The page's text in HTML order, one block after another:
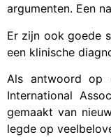
argumenten. Een
Er zijn ook goede
een klinische
Als antwoord op
International
gemaakt van
legde op